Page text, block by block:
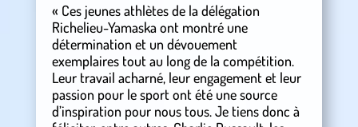
« Ces jeunes athlètes de la délégation
Richelieu-Yamaska ont montré une
détermination et un dévouement
exemplaires tout au long de la compétition.
Leur travail acharné, leur engagement et leur
passion pour le sport ont été une source
d’inspiration pour nous tous. Je tiens donc à